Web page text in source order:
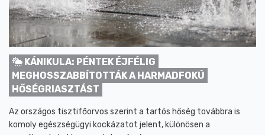
KÁNIKULA: PÉNTEK ÉJFÉLIG
MEGHOSSZABBÍTOTTÁK A HARMADFOKÚ
HŐSÉGRIASZTÁST
Az országos tisztifőorvos szerint a tartós hőség továbbra is
komoly egészségügyi kockázatot jelent, különösen a